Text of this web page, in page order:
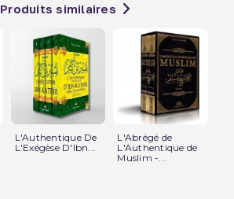
Produits similaires
L'Authentique De
L'Exégèse D'Ibn...
L'Abrégé de
L'Authentique de
Muslim -...